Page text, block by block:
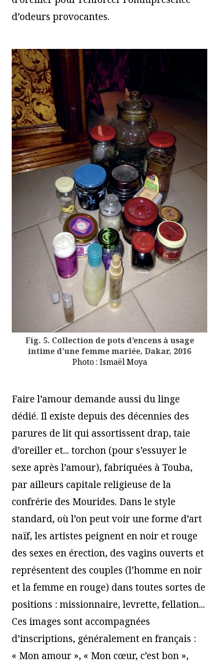
d’odeurs provocantes.
Fig. 5. Collection de pots d’encens à usage
intime d’une femme mariée, Dakar, 2016
Photo : Ismaël Moya
Faire l’amour demande aussi du linge
dédié. Il existe depuis des décennies des
parures de lit qui assortissent drap, taie
d’oreiller et... torchon (pour s’essuyer le
sexe après l’amour), fabriquées à Touba,
par ailleurs capitale religieuse de la
confrérie des Mourides. Dans le style
standard, où l’on peut voir une forme d’art
naïf, les artistes peignent en noir et rouge
des sexes en érection, des vagins ouverts et
représentent des couples (l’homme en noir
et la femme en rouge) dans toutes sortes de
positions : missionnaire, levrette, fellation...
Ces images sont accompagnées
d’inscriptions, généralement en français :
« Mon amour », « Mon cœur, c’est bon »,